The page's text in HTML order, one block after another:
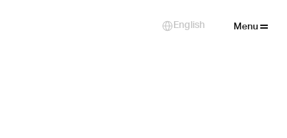
Menu
Select Language
English